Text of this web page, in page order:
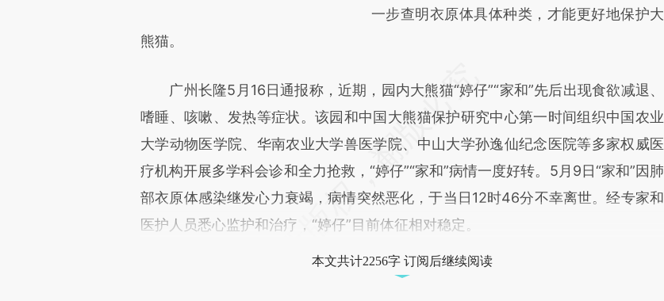
一步查明衣原体具体种类，才能更好地保护大
熊猫。
广州长隆5月16日通报称，近期，园内大熊猫“婷仔”“家和”先后出现食欲减退、
嗜睡、咳嗽、发热等症状。该园和中国大熊猫保护研究中心第一时间组织中国农业
大学动物医学院、华南农业大学兽医学院、中山大学孙逸仙纪念医院等多家权威医
疗机构开展多学科会诊和全力抢救，“婷仔”“家和”病情一度好转。5月9日“家和”因肺
部衣原体感染继发心力衰竭，病情突然恶化，于当日12时46分不幸离世。经专家和
医护人员悉心监护和治疗，“婷仔”目前体征相对稳定。
本文共计2256字 订阅后继续阅读